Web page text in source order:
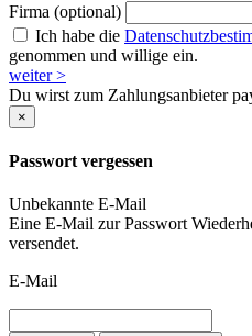
Firma (optional)
Ich habe die
genommen und willige ein.
weiter >
Du wirst zum Zahlungsanbieter
×
Passwort vergessen
Unbekannte E-Mail
Eine E-Mail zur Passwort
versendet.
E-Mail